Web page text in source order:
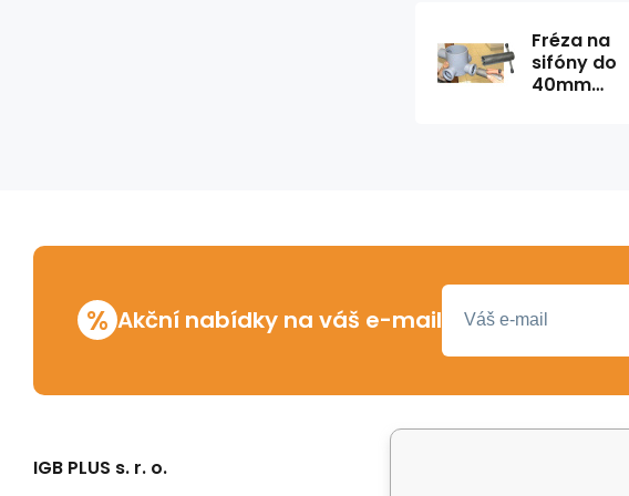
Fréza na
sifóny do
40mm
% Akční nabídky na váš e-mail
IGB PLUS s. r. o.